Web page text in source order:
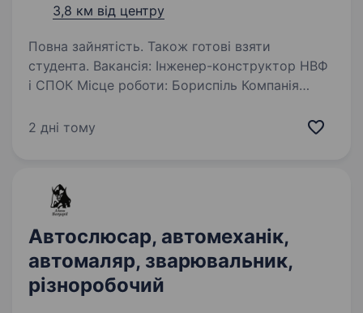
3,8 км від центру
Повна зайнятість. Також готові взяти
студента. Вакансія: Інженер-конструктор НВФ
і СПОК Місце роботи: Бориспіль Компанія
талановитого та амбіційного Інженера-
2 дні тому
Автослюсар, автомеханік,
автомаляр, зварювальник,
різноробочий